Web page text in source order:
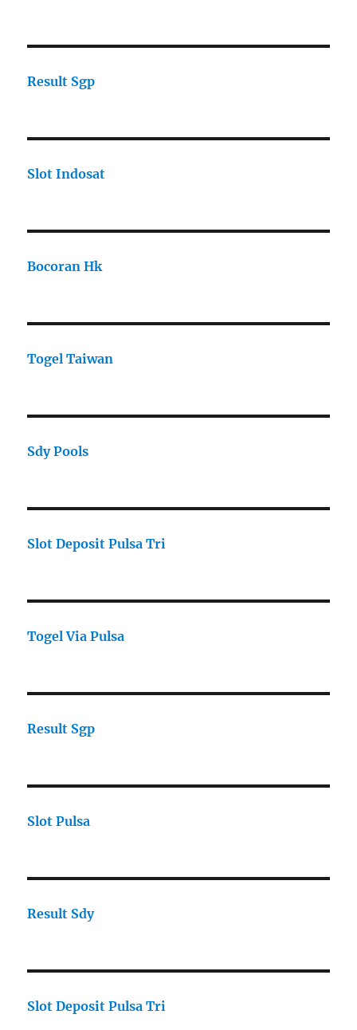
Result Sgp
Slot Indosat
Bocoran Hk
Togel Taiwan
Sdy Pools
Slot Deposit Pulsa Tri
Togel Via Pulsa
Result Sgp
Slot Pulsa
Result Sdy
Slot Deposit Pulsa Tri